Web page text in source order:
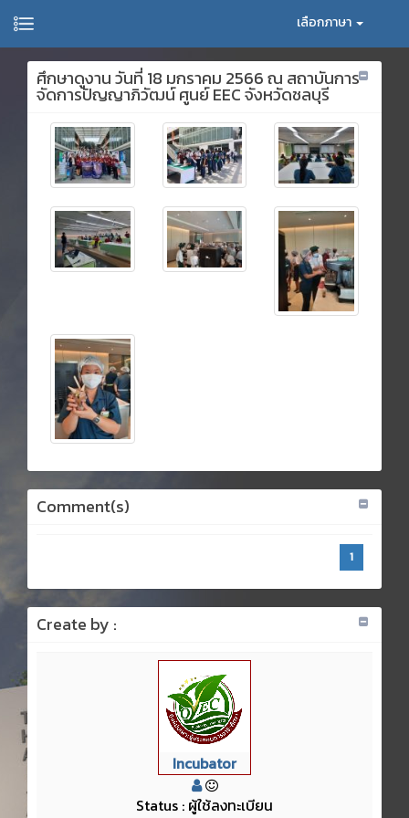
เลือกภาษา
ศึกษาดูงาน วันที่ 18 มกราคม 2566 ณ สถาบันการ
จัดการปัญญาภิวัฒน์ ศูนย์ EEC จังหวัดชลบุรี
Comment(s)
1
Create by :
Incubator
Status : ผู้ใช้ลงทะเบียน